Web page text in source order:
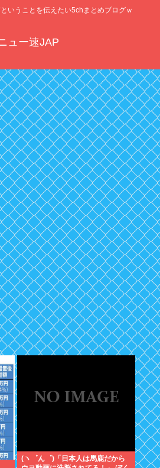
いうことを伝えたい5chまとめブログｗ
ュー速JAP
(ヽ゜ん゜)「日本人は馬鹿だから